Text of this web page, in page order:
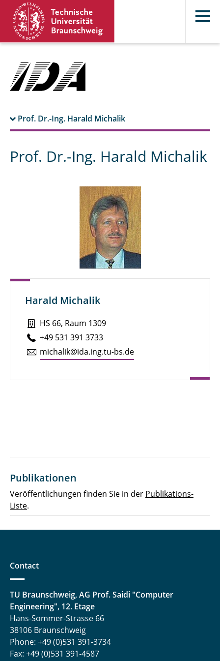
Prof. Dr.-Ing. Harald Michalik
Prof. Dr.-Ing. Harald Michalik
Harald Michalik
HS 66, Raum 1309
+49 531 391 3733
michalik@ida.ing.tu-bs.de
Publikationen
Veröffentlichungen finden Sie in der Publikations-
Liste.
Contact
TU Braunschweig, AG Prof. Saidi "Computer
Engineering", 12. Etage
Hans-Sommer-Strasse 66
38106 Braunschweig
Phone: +49 (0)531 391-3734
Fax: +49 (0)531 391-4587